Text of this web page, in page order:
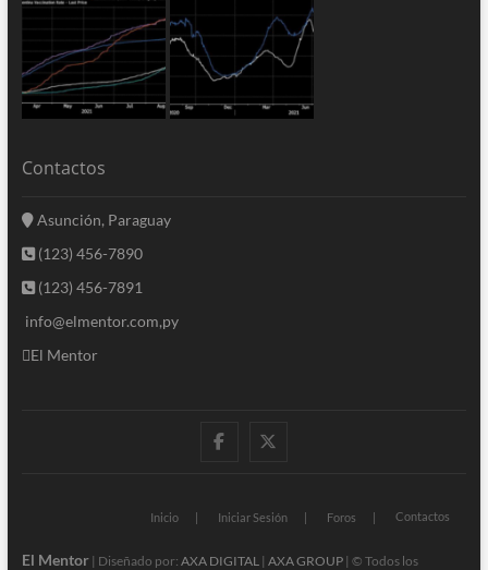
Contactos
Asunción, Paraguay
(123) 456-7890
(123) 456-7891
info@elmentor.com,py
El Mentor
facebook
Inicio Iniciar Sesión Foros Contactos
El Mentor| Diseñado por: AXA DIGITAL| AXA GROUP| © Todos los